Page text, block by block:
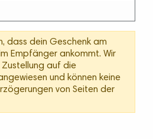
dass dein Geschenk am
Empfänger ankommt. Wir
auf die
und können keine
von Seiten der